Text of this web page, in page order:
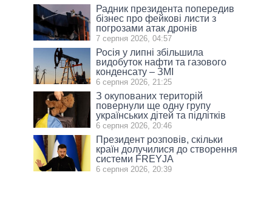
Радник президента попередив
бізнес про фейкові листи з
погрозами атак дронів
7 серпня 2026, 04:57
Росія у липні збільшила
видобуток нафти та газового
конденсату – ЗМІ
6 серпня 2026, 21:25
З окупованих територій
повернули ще одну групу
українських дітей та підлітків
6 серпня 2026, 20:46
Президент розповів, скільки
країн долучилися до створення
системи FREYJA
6 серпня 2026, 20:39